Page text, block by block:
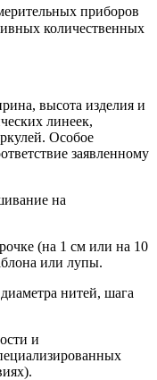
приборов
количественных
высота изделия и
линеек,
Особое
заявленному
на
(на 1 см или на 10
или лупы.
нитей, шага
и